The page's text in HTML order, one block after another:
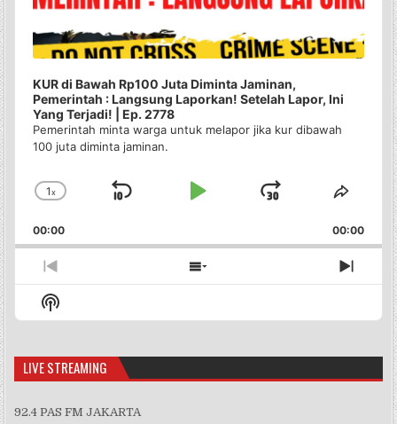
KUR di Bawah Rp100 Juta Diminta Jaminan,
Pemerintah : Langsung Laporkan! Setelah Lapor, Ini
Yang Terjadi! | Ep. 2778
Pemerintah minta warga untuk melapor jika kur dibawah
100 juta diminta jaminan.
Change
Rate
1x
Skip
Play
Jump
Forward
Share
00:00 00:00
Previous
Episode
Show
Episodes
Next
Show
Podcast
LIVE STREAMING
92.4 PAS FM JAKARTA